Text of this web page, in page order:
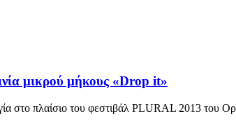
μικρού μήκους «Drop it»
στο πλαίσιο του φεστιβάλ PLURAL 2013